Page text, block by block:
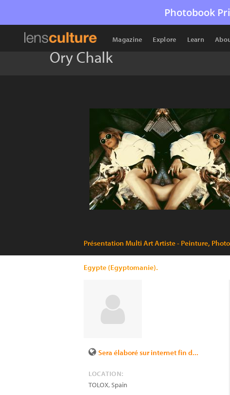
Photobook
Magazine Explore Learn
Ory Chalk
Présentation Multi Art Artiste - Peinture,
Egypte (Egyptomanie).
Sera élaboré sur internet fin d...
LOCATION:
TOLOX,Spain